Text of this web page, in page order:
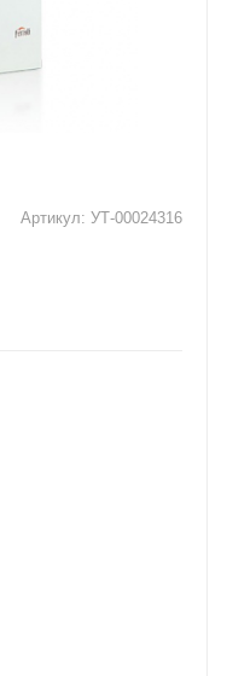
Артикул: УТ-00024316